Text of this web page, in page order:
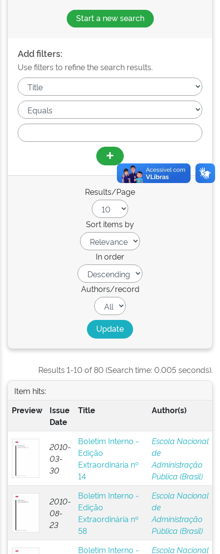
Start a new search
Add filters:
Use filters to refine the search results.
Results/Page
Sort items by
In order
Authors/record
Results 1-10 of 80 (Search time: 0.005 seconds).
Item hits:
Preview
Issue
Date
Title Author(s)
2010-
03-
30
Boletim Interno -
Edição
Extraordinária nº
14
Escola Nacional
de
Administração
Pública (Brasil)
2010-
08-
23
Boletim Interno -
Edição
Extraordinária nº
58
Escola Nacional
de
Administração
Pública (Brasil)
Boletim Interno -
Escola Nacional